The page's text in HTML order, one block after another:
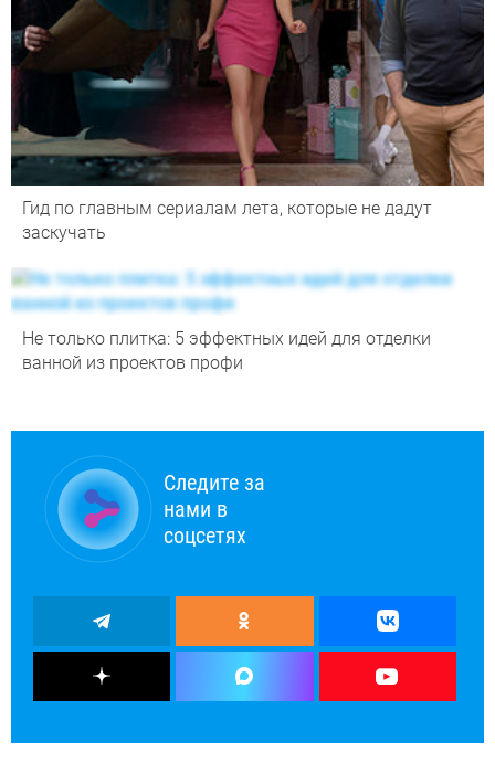
Гид по главным сериалам лета, которые не дадут
заскучать
Не только плитка: 5 эффектных идей для отделки
ванной из проектов профи
Следите за
нами в
соцсетях